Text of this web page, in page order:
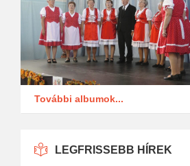
További albumok...
LEGFRISSEBB HÍREK